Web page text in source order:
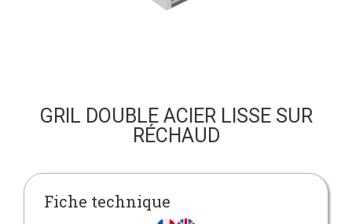
GRIL DOUBLE ACIER LISSE SUR
RÉCHAUD
Fiche technique